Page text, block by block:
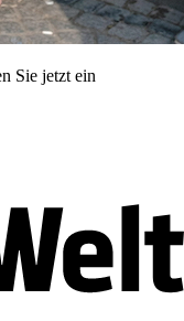
Sie jetzt ein